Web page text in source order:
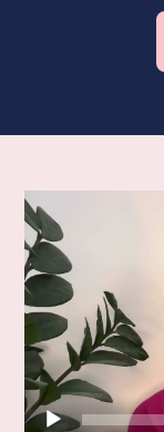
Video
přehrávač